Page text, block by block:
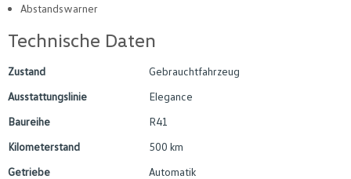
Abstandswarner
Technische Daten
Zustand
Gebrauchtfahrzeug
Ausstattungslinie
Elegance
Baureihe
R41
Kilometerstand
500 km
Getriebe
Automatik